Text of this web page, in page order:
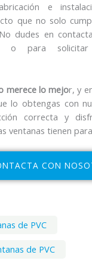
e
que no solo
dudes en
o para solicitar
merece lo mejor, y
lo obtengas con
correcta y
ventanas tienen
CON
de PVC
de PVC